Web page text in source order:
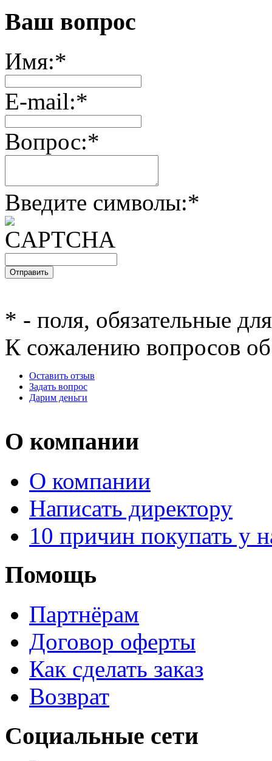
Ваш вопрос
Имя:*
E-mail:*
Вопрос:*
Введите символы:*
* - поля, обязательные
К сожалению вопросов об
Оставить отзыв
Задать вопрос
Дарим деньги
О компании
О компании
Написать директору
10 причин покупать у
Помощь
Партнёрам
Договор оферты
Как сделать заказ
Возврат
Социальные сети